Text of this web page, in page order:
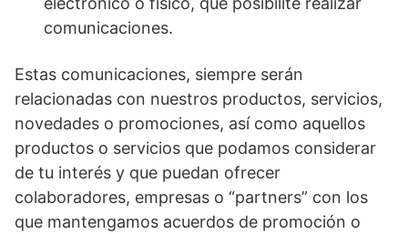
comunicaciones.
Estas comunicaciones, siempre serán
relacionadas con nuestros productos, servicios,
novedades o promociones, así como aquellos
productos o servicios que podamos considerar
de tu interés y que puedan ofrecer
colaboradores, empresas o “partners” con los
que mantengamos acuerdos de promoción o